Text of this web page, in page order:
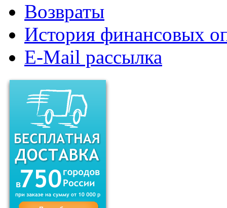
Возвраты
История финансовых
E-Mail рассылка